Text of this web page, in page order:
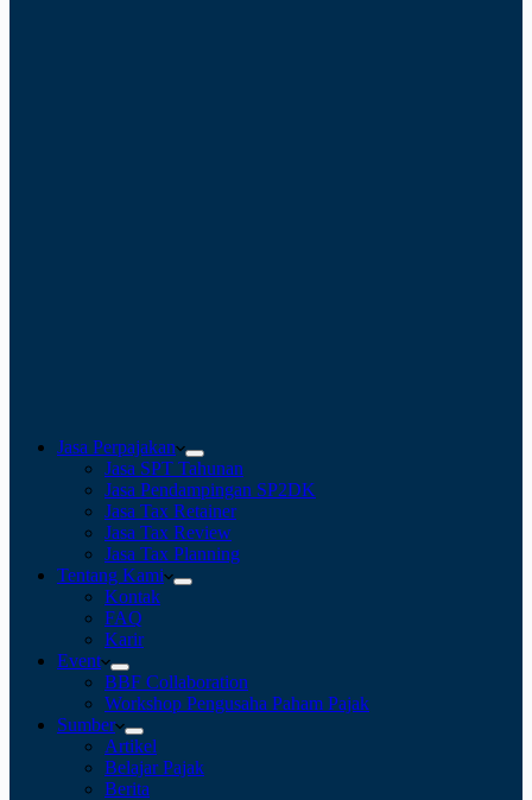
Jasa Perpajakan
Jasa SPT Tahunan
Jasa Pendampingan SP2DK
Jasa Tax Retainer
Jasa Tax Review
Jasa Tax Planning
Tentang Kami
Kontak
FAQ
Karir
Event
BBF Collaboration
Workshop Pengusaha Paham Pajak
Sumber
Artikel
Belajar Pajak
Berita